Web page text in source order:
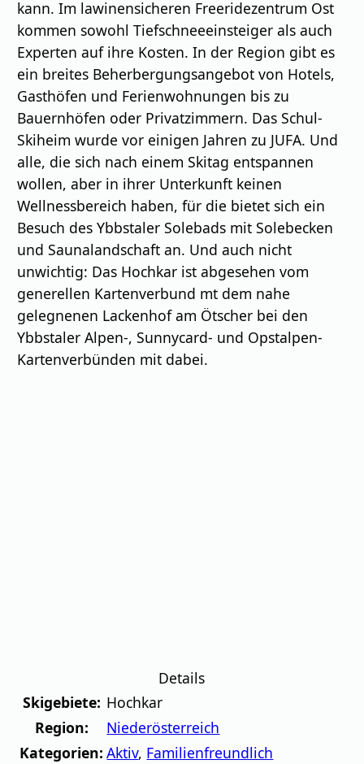
kann. Im lawinensicheren Freeridezentrum Ost
kommen sowohl Tiefschneeeinsteiger als auch
Experten auf ihre Kosten. In der Region gibt es
ein breites Beherbergungsangebot von Hotels,
Gasthöfen und Ferienwohnungen bis zu
Bauernhöfen oder Privatzimmern. Das Schul-
Skiheim wurde vor einigen Jahren zu JUFA. Und
alle, die sich nach einem Skitag entspannen
wollen, aber in ihrer Unterkunft keinen
Wellnessbereich haben, für die bietet sich ein
Besuch des Ybbstaler Solebads mit Solebecken
und Saunalandschaft an. Und auch nicht
unwichtig: Das Hochkar ist abgesehen vom
generellen Kartenverbund mt dem nahe
gelegnenen Lackenhof am Ötscher bei den
Ybbstaler Alpen-, Sunnycard- und Opstalpen-
Kartenverbünden mit dabei.
Details
Skigebiete: Hochkar
Region:
Niederösterreich
Kategorien: Aktiv, Familienfreundlich